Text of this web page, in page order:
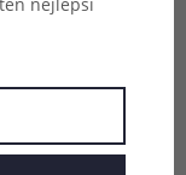
Jedná se o
zrání. Výrobce
surovin.